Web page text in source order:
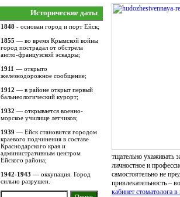
Исторические даты
1848 - основан город и порт Ейск;
1855 — во время Крымской войны
город пострадал от обстрела
англо-французской эскадры;
1911 — открыто
железнодорожное сообщение;
1912 — в районе открыт первый
бальнеологический курорт;
1932 — открывается военно-
морское училище летчиков;
1939 — Ейск становится городом
краевого подчинения в составе
Краснодарского края и
административным центром
Ейского района;
1942-1943 — оккупация. Город
сильно разрушен.
тщательно ухаживать
личностное и
самостоятельно не
привлекательность –
кабинет стоматолога в